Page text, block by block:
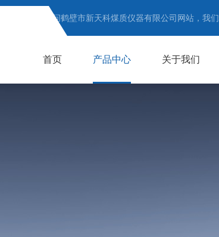
欢迎访问鹤壁市新天科煤质仪器有限公司网站，我
首页 产品中心 关于我们